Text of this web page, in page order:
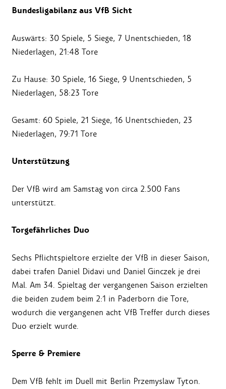
Bundesligabilanz aus VfB Sicht
Auswärts: 30 Spiele, 5 Siege, 7 Unentschieden, 18
Niederlagen, 21:48 Tore
Zu Hause: 30 Spiele, 16 Siege, 9 Unentschieden, 5
Niederlagen, 58:23 Tore
Gesamt: 60 Spiele, 21 Siege, 16 Unentschieden, 23
Niederlagen, 79:71 Tore
Unterstützung
Der VfB wird am Samstag von circa 2.500 Fans
unterstützt.
Torgefährliches Duo
Sechs Pflichtspieltore erzielte der VfB in dieser Saison,
dabei trafen Daniel Didavi und Daniel Ginczek je drei
Mal. Am 34. Spieltag der vergangenen Saison erzielten
die beiden zudem beim 2:1 in Paderborn die Tore,
wodurch die vergangenen acht VfB Treffer durch dieses
Duo erzielt wurde.
Sperre & Premiere
Dem VfB fehlt im Duell mit Berlin Przemyslaw Tyton.